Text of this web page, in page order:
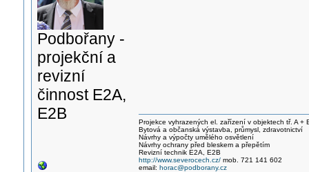
Podbořany -
projekční a
revizní
činnost E2A,
E2B
Projekce vyhrazených el. zařízení v objektech tř. A +
Bytová a občanská výstavba, průmysl, zdravotnictví
Návrhy a výpočty umělého osvětlení
Návrhy ochrany před bleskem a přepětím
Revizní technik E2A, E2B
http://www.severocech.cz/mob. 721 141 602
email: horac@podborany.cz